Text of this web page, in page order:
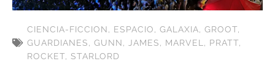
CIENCIA-FICCION, ESPACIO, GALAXIA, GROOT,
GUARDIANES, GUNN, JAMES, MARVEL , PRATT,
ROCKET, STARLORD